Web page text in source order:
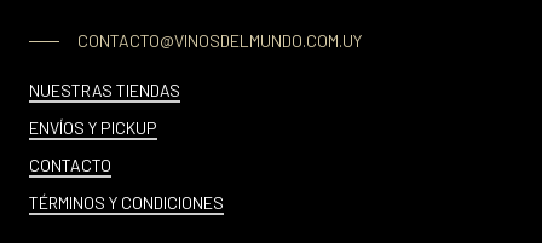
CONTACTO@VINOSDELMUNDO.COM.UY
NUESTRAS TIENDAS
ENVÍOS Y PICKUP
CONTACTO
TÉRMINOS Y CONDICIONES